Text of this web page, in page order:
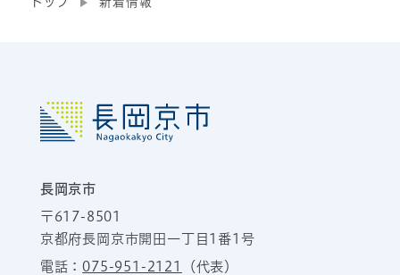
長岡京市
〒617-8501
京都府長岡京市開田一丁目1番1号
電話：075-951-2121
（代表）